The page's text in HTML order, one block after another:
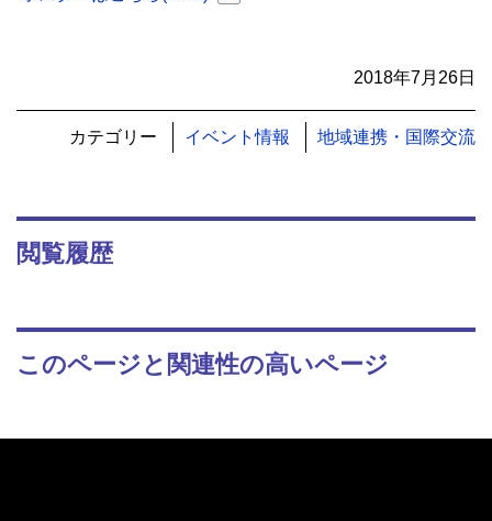
2018年7月26日
カテゴリー イベント情報 地域連携・国際交流
閲覧履歴
このページと関連性の高いページ